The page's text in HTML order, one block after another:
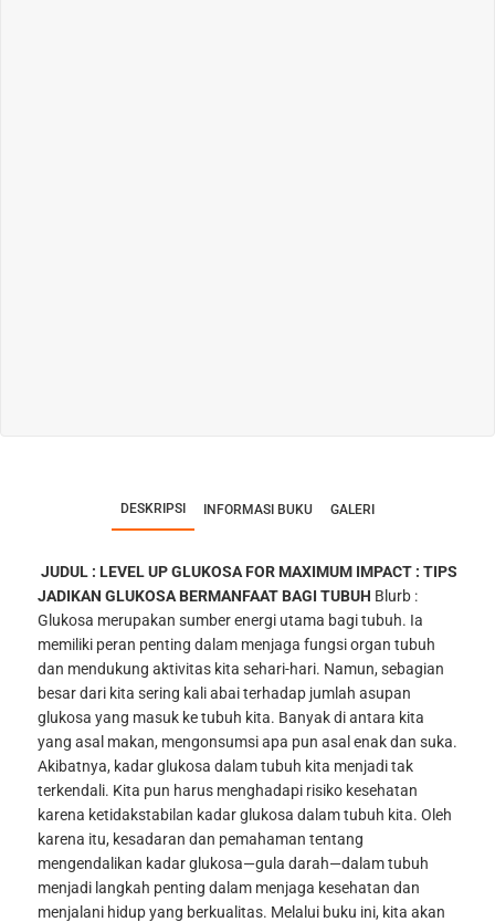
DESKRIPSI INFORMASI BUKU GALERI
JUDUL : LEVEL UP GLUKOSA FOR MAXIMUM IMPACT : TIPS
JADIKAN GLUKOSA BERMANFAAT BAGI TUBUH Blurb :
Glukosa merupakan sumber energi utama bagi tubuh. Ia
memiliki peran penting dalam menjaga fungsi organ tubuh
dan mendukung aktivitas kita sehari-hari. Namun, sebagian
besar dari kita sering kali abai terhadap jumlah asupan
glukosa yang masuk ke tubuh kita. Banyak di antara kita
yang asal makan, mengonsumsi apa pun asal enak dan suka.
Akibatnya, kadar glukosa dalam tubuh kita menjadi tak
terkendali. Kita pun harus menghadapi risiko kesehatan
karena ketidakstabilan kadar glukosa dalam tubuh kita. Oleh
karena itu, kesadaran dan pemahaman tentang
mengendalikan kadar glukosa—gula darah—dalam tubuh
menjadi langkah penting dalam menjaga kesehatan dan
menjalani hidup yang berkualitas. Melalui buku ini, kita akan